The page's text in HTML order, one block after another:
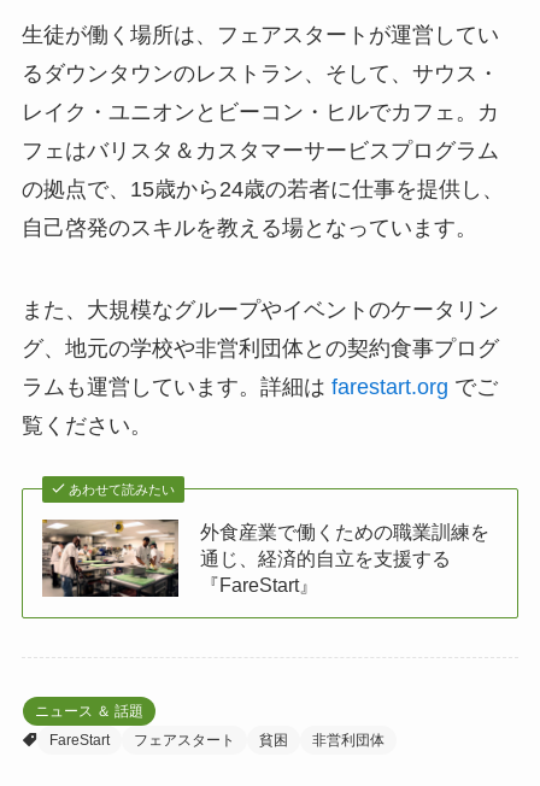
生徒が働く場所は、フェアスタートが運営してい
るダウンタウンのレストラン、そして、サウス・
レイク・ユニオンとビーコン・ヒルでカフェ。カ
フェはバリスタ＆カスタマーサービスプログラム
の拠点で、15歳から24歳の若者に仕事を提供し、
自己啓発のスキルを教える場となっています。
また、大規模なグループやイベントのケータリン
グ、地元の学校や非営利団体との契約食事プログ
ラムも運営しています。詳細は farestart.org でご
覧ください。
あわせて読みたい
外食産業で働くための職業訓練を
通じ、経済的自立を支援する
『FareStart』
ニュース ＆ 話題
FareStart
フェアスタート 貧困 非営利団体